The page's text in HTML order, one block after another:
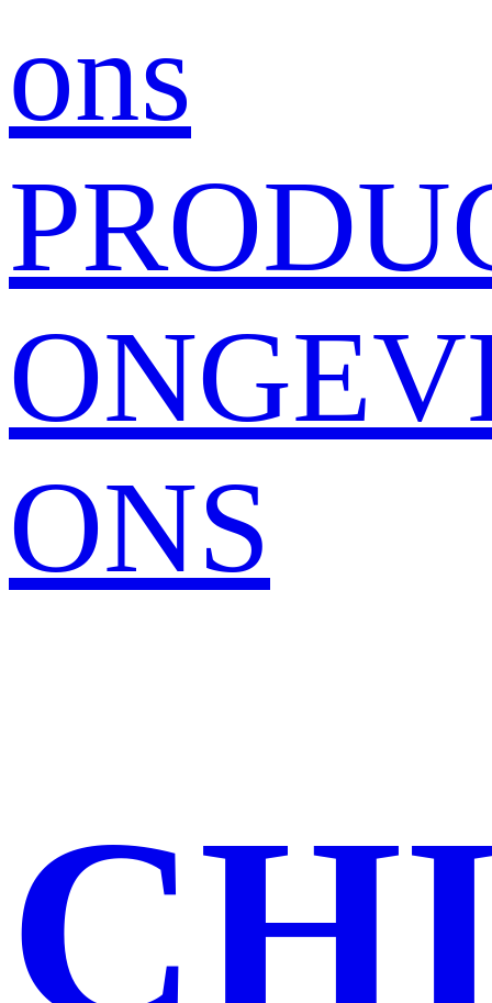
ons
ONS